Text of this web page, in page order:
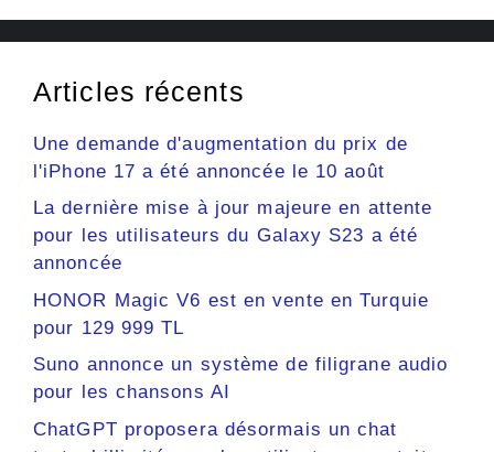
Articles récents
Une demande d'augmentation du prix de
l'iPhone 17 a été annoncée le 10 août
La dernière mise à jour majeure en attente
pour les utilisateurs du Galaxy S23 a été
annoncée
HONOR Magic V6 est en vente en Turquie
pour 129 999 TL
Suno annonce un système de filigrane audio
pour les chansons AI
ChatGPT proposera désormais un chat